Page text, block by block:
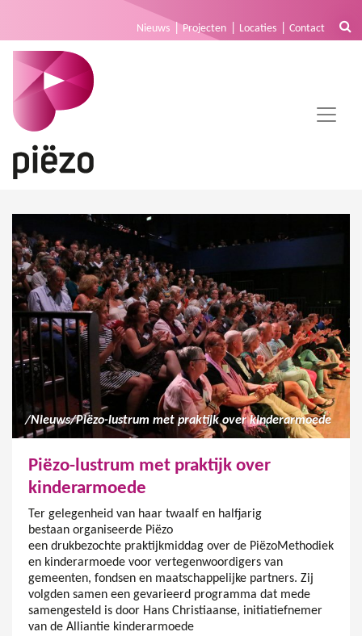
Nieuws Projecten Locaties Contact
/Nieuws/Piëzo-lustrum met praktijk over kinderarmoede
Piëzo-lustrum met praktijk over
kinderarmoede
Ter gelegenheid van haar twaalf en halfjarig
bestaan organiseerde Piëzo
een drukbezochte praktijkmiddag over de PiëzoMethodiek
en kinderarmoede voor vertegenwoordigers van
gemeenten, fondsen en maatschappelijke partners. Zij
volgden samen een gevarieerd programma dat mede
samengesteld is door Hans Christiaanse, initiatiefnemer
van de Alliantie kinderarmoede